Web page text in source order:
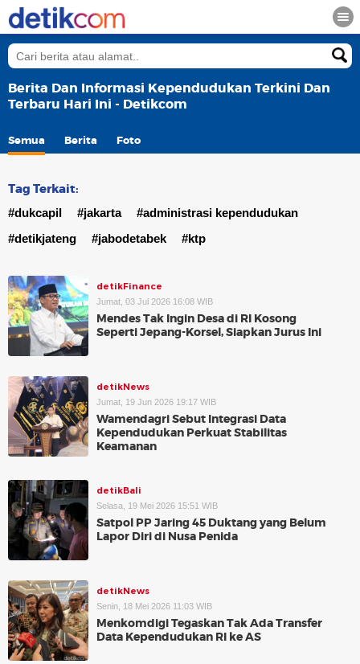
Berita Dan Informasi Kependudukan Terkini Dan
Terbaru Hari Ini - Detikcom
Semua Berita Foto
Tag Terkait:
#dukcapil #jakarta
#administrasi kependudukan
#detikjateng
#jabodetabek #ktp
detikFinance
Jumat, 03 Jul 2026 16:08 WIB
Mendes Tak Ingin Desa di RI Kosong
Seperti Jepang-Korsel, Siapkan Jurus Ini
detikNews
Jumat, 19 Jun 2026 19:17 WIB
Wamendagri Sebut Integrasi Data
Kependudukan Perkuat Stabilitas
Keamanan
detikBali
Selasa, 19 Mei 2026 15:51 WIB
Satpol PP Jaring 45 Duktang yang Belum
Lapor Diri di Nusa Penida
detikNews
Senin, 18 Mei 2026 11:03 WIB
Menkomdigi Tegaskan Tak Ada Transfer
Data Kependudukan RI ke AS